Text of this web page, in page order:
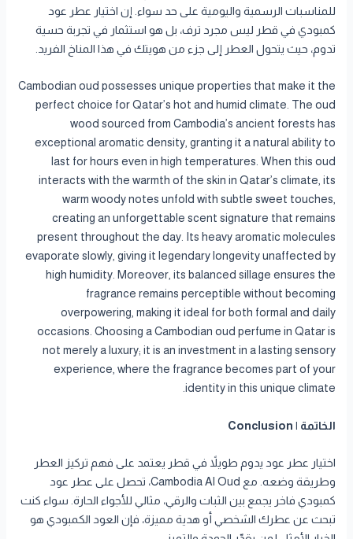
للمناسبات الرسمية واليومية على حد سواء. إن اختيار عطر عود
كمبودي في قطر ليس مجرد ترف، بل هو استثمار في تجربة حسية
تدوم، حيث يتحول العطر إلى جزء من هويتك في هذا المناخ الفريد.
Cambodian oud possesses unique properties that make it the
perfect choice for Qatar’s hot and humid climate. The oud
wood sourced from Cambodia’s ancient forests has
exceptional aromatic density, granting it a natural ability to
last for hours even in high temperatures. When this oud
interacts with the warmth of the skin in Qatar’s climate, its
warm woody notes unfold with subtle sweet touches,
creating an unforgettable scent signature that remains
present throughout the day. Its heavy aromatic molecules
evaporate slowly, giving it legendary longevity unaffected by
high humidity. Moreover, its balanced sillage ensures the
fragrance remains perceptible without becoming
overpowering, making it ideal for both formal and daily
occasions. Choosing a Cambodian oud perfume in Qatar is
not merely a luxury; it is an investment in a lasting sensory
experience, where the fragrance becomes part of your
identity in this unique climate.
الخاتمة | Conclusion
اختيار عطر عود يدوم طويلاً في قطر يعتمد على فهم تركيز العطر
وطريقة وضعه. مع Cambodia Al Oud، تحصل على عطر عود
كمبودي فاخر يجمع بين الثبات والرقي، مثالي للأجواء الحارة. سواء كنت
تبحث عن عطرك الشخصي أو هدية مميزة، فإن العود الكمبودي هو